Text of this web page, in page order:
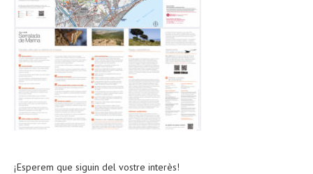
¡Esperem que siguin del vostre interès!